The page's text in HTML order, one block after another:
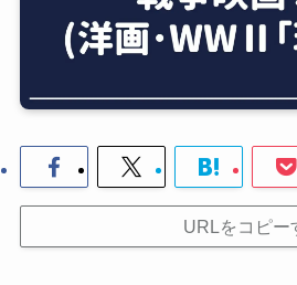
URLをコピー